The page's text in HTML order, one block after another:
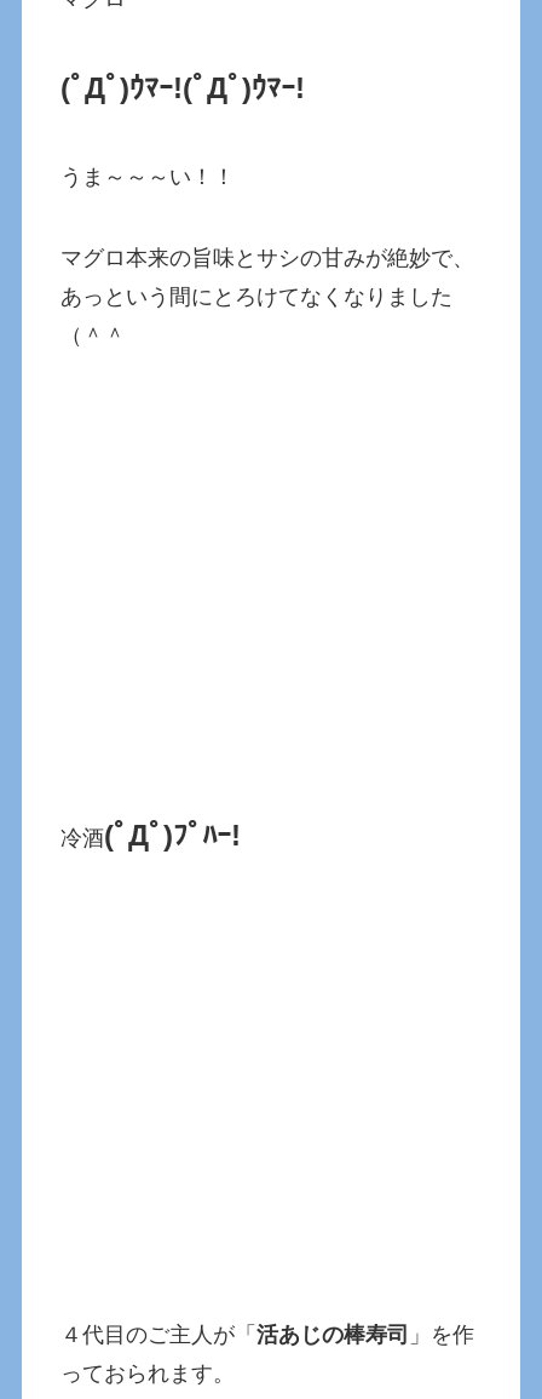
(ﾟДﾟ)ｳﾏｰ!(ﾟДﾟ)ｳﾏｰ!
うま～～～い！！
マグロ本来の旨味とサシの甘みが絶妙で、
あっという間にとろけてなくなりました
（＾＾
冷酒(ﾟДﾟ)ﾌﾟﾊｰ!
４代目のご主人が「活あじの棒寿司 」を作
っておられます。